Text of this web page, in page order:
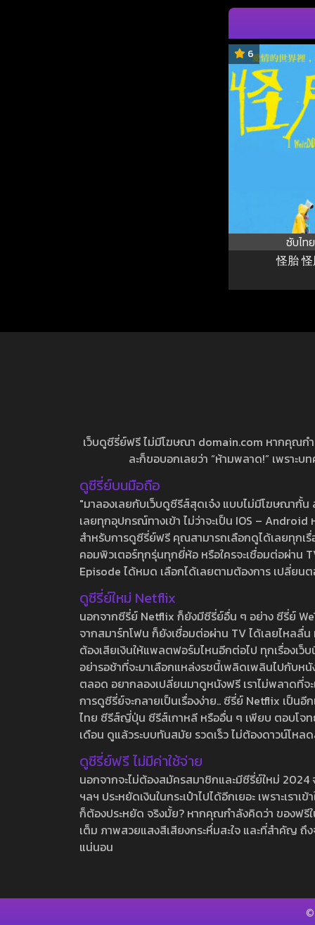
6
ซับไทย
怪胎
เว็บดูซีรี่ย์ฟรี ไม่มีโฆษณา domain.com หากคุณก
ละก็ขอบอกเลยว่า “ห้ามพลาด!” เพราะ
ดูซีรี่ย์บนมือถือ
"มาลองเลยกับเว็บดูซีรีส์สุดเจ๋ง แบบไม่มีโฆษณากั้
เลยทุกอุปกรณ์ทางเข้า ไม่ว่าจะเป็น IOS –
สำหรับการดูซีรี่ย์ฟรี คุณสามารถเลือกดูได้เลยทุกเ
คอมพิวเตอร์ทุกรุ่นทุกยี่ห้อ หรือใครจะเชื่อมต่อผ่าน
Episode ได้หมด เลือกได้เลยตามต้องการ เปลี่ยน
ดูซีรี่ย์ใหม่ Netflix
นอกจากซีรี่ย์ Netflix ก็ยังมีซีรี่ย์อื่น ๆ อย่าง ซีรี่ย์
จากสมาร์ทโฟน ก็ยังเชื่อมต่อผ่าน TV ได้เลยไหลลื่
ต้องเสียเงินให้แพลตฟอร์มไหนอีกต่อไป ทุกเรื่องเว็
อย่ารอช้าที่จะมาเลือกแหล่งรชนี้เพลิดเพลินไปกับห
ตลอด อยากลองเปลี่ยนมาดูหนังฟรี เราไม่พลาดที่
การดูซีรี่ย์จะกลายเป็นเรื่องง่าย.. ซีรี่ย์ Netflix เป็น
ไทย ซีรีส์ญี่ปุ่น ซีรีส์เกาหลี หรืออื่น ๆ เพียบ ตอบโจท
เดือน ดูแล้วระบบทันสมัย รวดเร็ว ไม่ต้องดาวน์โห
ดูซีรี่ย์ฟรี ไม่มีค่าใช้จ่าย
นอกจากจะไม่ต้องสมัครสมาชิกและมีซีรี่ย์ใหม่
ฯลฯ ประหยัดเงินในกระเป๋าไปได้อีกเยอะ เพราะเร
ก็ต้องประหยัด จริงมั้ย? หากคุณกำลังคิดว่า ของฟ
เต็ม ภาพสวยแสงสีเสียงกระหึ่มสะใจ และที่สำคัญ
แน่นอน
©